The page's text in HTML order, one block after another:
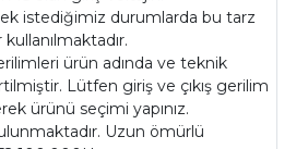
istediğimiz durumlarda bu tarz
ürün adında ve teknik
Lütfen giriş ve çıkış gerilim
ürünü seçimi yapınız.
Uzun ömürlü